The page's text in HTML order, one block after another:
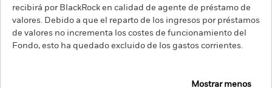
recibirá por BlackRock en calidad de agente de préstamo de
valores. Debido a que el reparto de los ingresos por préstamos
de valores no incrementa los costes de funcionamiento del
Fondo, esto ha quedado excluido de los gastos corrientes.
Mostrar menos